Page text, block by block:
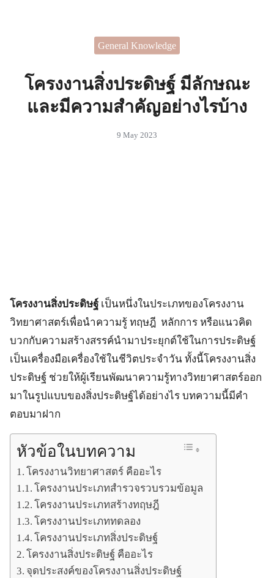
เดียในการตกแต่งบ้านที่
General Knowledge
โครงงานสิ่งประดิษฐ์ มีลักษณะ
และมีความสำคัญอย่างไรบ้าง
9 May 2023
โครงงานสิ่งประดิษฐ์เป็นหนึ่งในประเภทของโครงงาน
วิทยาศาสตร์เพื่อนำความรู้ ทฤษฎี หลักการ หรือแนวคิด
บวกกับความสร้างสรรค์นำมาประยุกต์ใช้ในการประดิษฐ์
เป็นเครื่องมือเครื่องใช้ในชีวิตประจำวัน ทั้งนี้โครงงานสิ่ง
ประดิษฐ์ ช่วยให้ผู้เรียนพัฒนาความรู้ทางวิทยาศาสตร์ออก
มาในรูปแบบของสิ่งประดิษฐ์ได้อย่างไร บทความนี้มีคำ
ตอบมาฝาก
หัวข้อในบทความ
โครงงานวิทยาศาสตร์ คืออะไร
โครงงานประเภทสำรวจรวบรวมข้อมูล
โครงงานประเภทสร้างทฤษฎี
โครงงานประเภททดลอง
โครงงานประเภทสิ่งประดิษฐ์
โครงงานสิ่งประดิษฐ์ คืออะไร
จุดประสงค์ของโครงงานสิ่งประดิษฐ์